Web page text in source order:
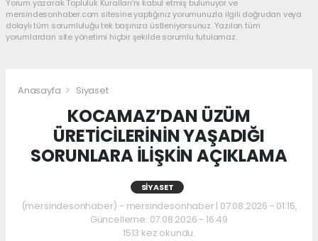
Yorum yazarak Topluluk Kuralları’nı kabul etmiş bulunuyor ve
mersindesonhaber.com sitesine yaptığınız yorumunuzla ilgili doğrudan veya
dolaylı tüm sorumluluğu tek başınıza üstleniyorsunuz. Yazılan tüm
yorumlardan site yönetimi hiçbir şekilde sorumlu tutulamaz.
Anasayfa Siyaset
KOCAMAZ’DAN ÜZÜM
ÜRETİCİLERİNİN YAŞADIĞI
SORUNLARA İLİŞKİN AÇIKLAMA
SIYASET
(mersindesonhaber) - mersindesonhaber | 07.08.2026 - 01:15,
Güncelleme: 07.08.2026 - 16:49
1513 kez okundu.